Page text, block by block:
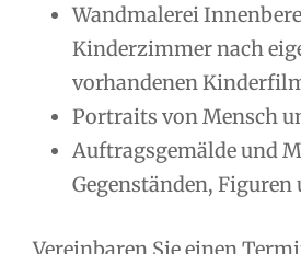
Wandmalerei
Kinderzimmer nach
vorhandenen
Portraits von Mensch
Auftragsgemälde und
Gegenständen, Figuren
Vereinbaren Sie einen